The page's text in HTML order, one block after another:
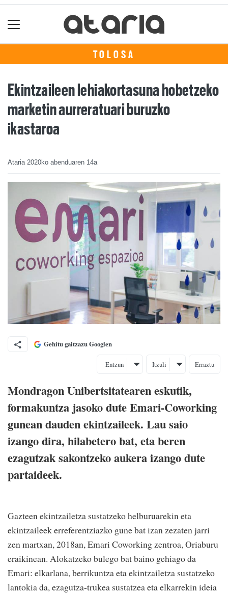
TOLOSA
Ekintzaileen lehiakortasuna hobetzeko
marketin aurreratuari buruzko
ikastaroa
Ataria 2020ko abenduaren 14a
Gehitu gaitzazu Googlen
Entzun Itzuli Erraztu
Mondragon Unibertsitatearen eskutik,
formakuntza jasoko dute Emari-Coworking
gunean dauden ekintzaileek. Lau saio
izango dira, hilabetero bat, eta beren
ezagutzak sakontzeko aukera izango dute
partaideek.
Gazteen ekintzailetza sustatzeko helburuarekin eta
ekintzaileek erreferentziazko gune bat izan zezaten jarri
zen martxan, 2018an, Emari Coworking zentroa, Oriaburu
eraikinean. Alokatzeko bulego bat baino gehiago da
Emari: elkarlana, berrikuntza eta ekintzailetza sustatzeko
lantokia da, ezagutza-trukea sustatzea eta elkarrekin ideia